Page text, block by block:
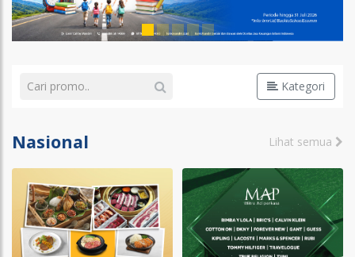
Kategori
Nasional Lihat semua